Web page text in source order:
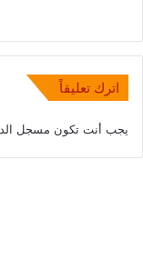
اترك تعليقاً
يجب أنت تكون مسجل